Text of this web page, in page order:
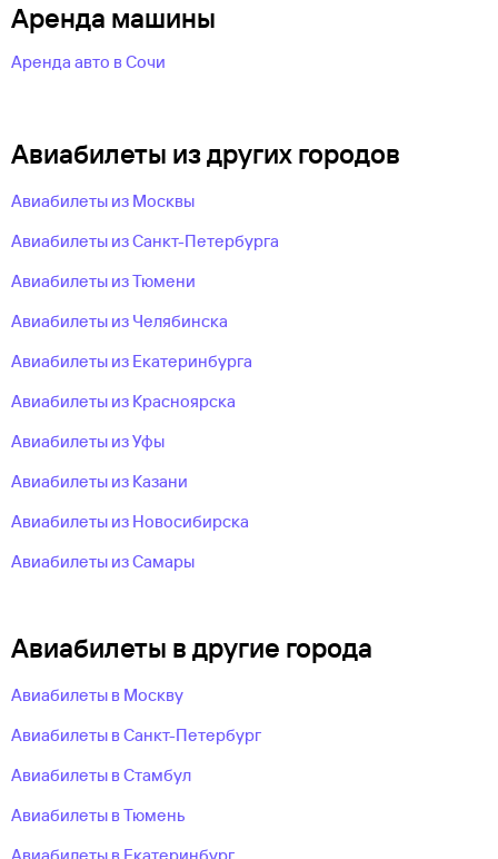
Аренда машины
Аренда авто в Сочи
Авиабилеты из других городов
Авиабилеты из Москвы
Авиабилеты из Санкт-Петербурга
Авиабилеты из Тюмени
Авиабилеты из Челябинска
Авиабилеты из Екатеринбурга
Авиабилеты из Красноярска
Авиабилеты из Уфы
Авиабилеты из Казани
Авиабилеты из Новосибирска
Авиабилеты из Самары
Авиабилеты в другие города
Авиабилеты в Москву
Авиабилеты в Санкт-Петербург
Авиабилеты в Стамбул
Авиабилеты в Тюмень